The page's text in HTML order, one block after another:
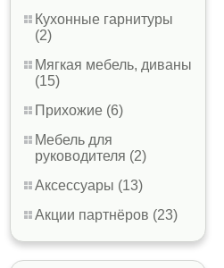
Кухонные гарнитуры
(2)
Мягкая мебель, диваны
(15)
Прихожие (6)
Мебель для
руководителя (2)
Аксессуары (13)
Акции партнёров (23)